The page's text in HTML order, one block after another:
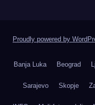
Proudly powered by
Banja Luka Beograd
Sarajevo Skopje